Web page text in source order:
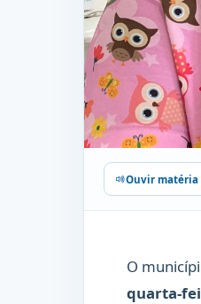
Ouvir matéria
O
quarta-